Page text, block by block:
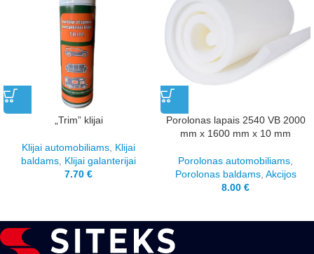
„Trim” klijai
Klijai automobiliams Klijai
baldams Klijai galanterijai
7.70 €
Porolonas lapais 2540 VB 2000
mm x 1600 mm x 10 mm
Porolonas automobiliams
Porolonas baldams, Akcijos
8.00 €